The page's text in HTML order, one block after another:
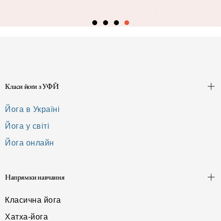
Класи йоґи з УФЙ
Йога в Україні
Йога у світі
Йога онлайн
Напрямки навчання
Класична йога
Хатха-йога